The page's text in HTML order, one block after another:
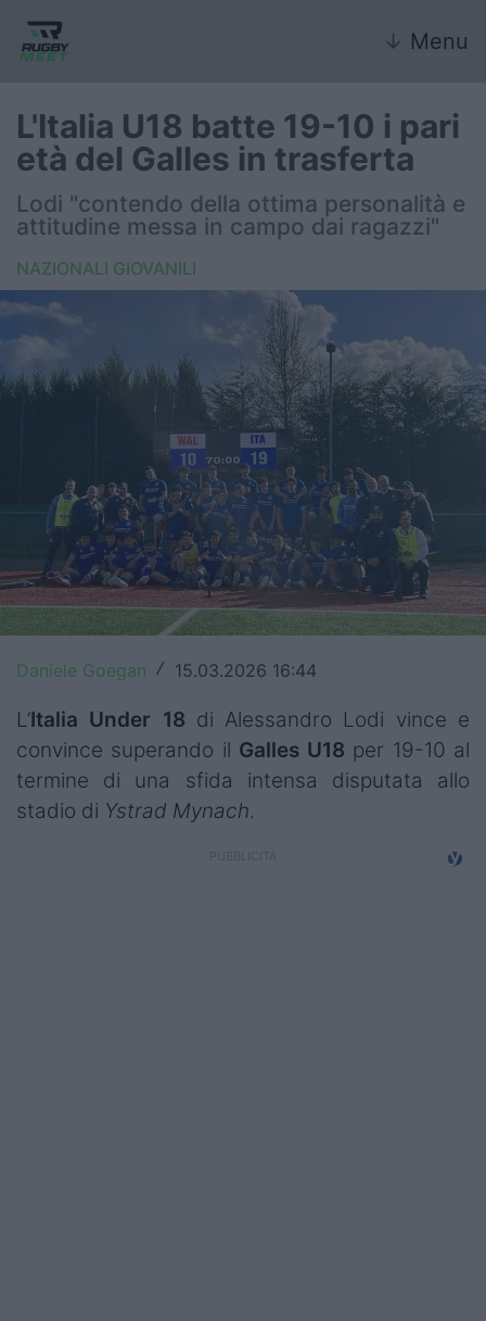
↓ Menu
Nazionali giovanili
Rugby Sevens
FIR
Internazionale
United Rugby Championship
Top14
Premiership
Champions Cup
Challenge Cup
World Rugby
Rugby World Cup
Super Rugby
L'Italia U18 batte 19-10 i pari
età del Galles in trasferta
Lodi "contendo della ottima personalità e
attitudine messa in campo dai ragazzi"
NAZIONALI GIOVANILI
Daniele Goegan / 15.03.2026 16:44
L’Italia Under 18 di Alessandro Lodi vince e
convince superando il Galles U18 per 19-10 al
termine di una sfida intensa disputata allo
stadio di Ystrad Mynach.